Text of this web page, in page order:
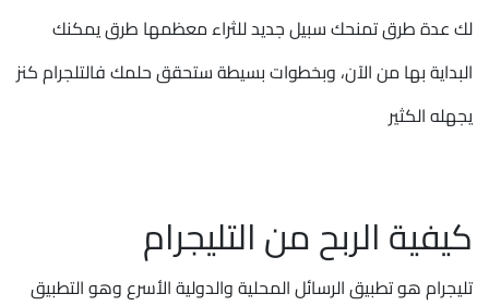
لك عدة طرق تمنحك سبيل جديد للثراء معظمها طرق يمكنك
البداية بها من الآن، وبخطوات بسيطة ستحقق حلمك فالتلجرام كنز
يجهله الكثير
كيفية الربح من التليجرام
تليجرام هو تطبيق الرسائل المحلية والدولية الأسرع وهو التطبيق